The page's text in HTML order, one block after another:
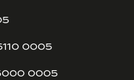
0005
0005